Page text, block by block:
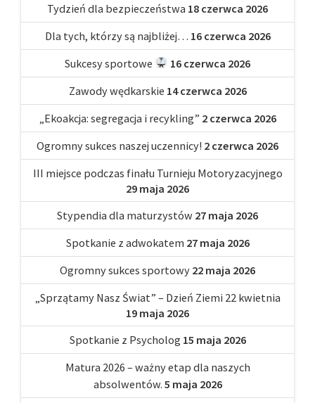
Tydzień dla bezpieczeństwa 18 czerwca 2026
Dla tych, którzy są najbliżej… 16 czerwca 2026
Sukcesy sportowe
16 czerwca 2026
Zawody wędkarskie 14 czerwca 2026
„Ekoakcja: segregacja i recykling” 2 czerwca 2026
Ogromny sukces naszej uczennicy! 2 czerwca 2026
III miejsce podczas finału Turnieju Motoryzacyjnego
29 maja 2026
Stypendia dla maturzystów 27 maja 2026
Spotkanie z adwokatem 27 maja 2026
Ogromny sukces sportowy 22 maja 2026
„Sprzątamy Nasz Świat” – Dzień Ziemi 22 kwietnia
19 maja 2026
Spotkanie z Psycholog 15 maja 2026
Matura 2026 – ważny etap dla naszych
absolwentów. 5 maja 2026